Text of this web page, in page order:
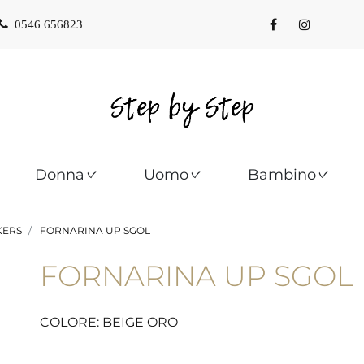
0546 656823
Donna Uomo Bambino
FORNARINA UP SGOL
FORNARINA UP SGOL
COLORE: BEIGE ORO